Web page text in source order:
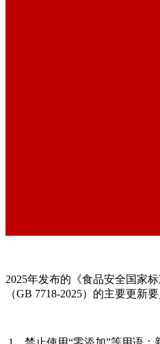
2025年发布的《食品安全国家
（GB 7718-2025）的主要更新